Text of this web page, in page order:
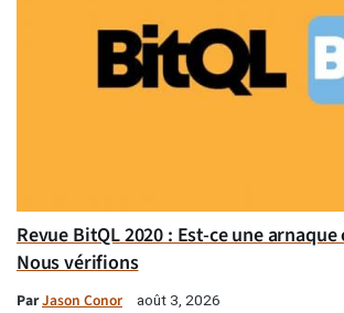
Revue BitQL 2020 : Est-ce une
Nous vérifions
ParJason Conor août 3, 2026